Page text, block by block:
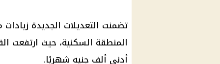
تضمنت التعديلات الجديدة
أدنى ألف جنيه شهريًا.